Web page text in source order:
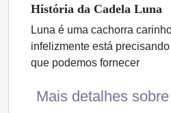
História da Cadela Luna
Luna é uma cachorra
infelizmente está
que podemos fornecer
Mais detalhes